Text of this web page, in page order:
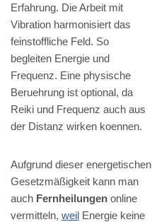
Erfahrung. Die Arbeit mit
Vibration harmonisiert das
feinstoffliche Feld. So
begleiten Energie und
Frequenz. Eine physische
Beruehrung ist optional, da
Reiki und Frequenz auch aus
der Distanz wirken koennen.
Aufgrund dieser energetischen
Gesetzmäßigkeit kann man
auch Fernheilungen online
vermitteln, weil Energie keine